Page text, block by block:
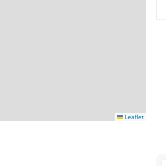
Leaflet